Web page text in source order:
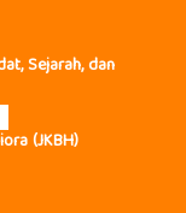
Sejarah, dan
(JKBH)